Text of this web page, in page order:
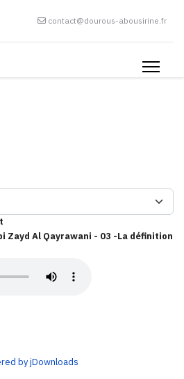
contact@dourous-abousirine.fr
Zayd Al Qayrawani - 03 -La définition
by jDownloads